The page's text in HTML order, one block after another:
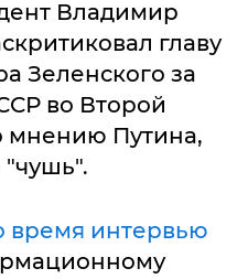
Владимир
главу
Зеленского за
во Второй
мнению Путина,
"чушь".
время интервью